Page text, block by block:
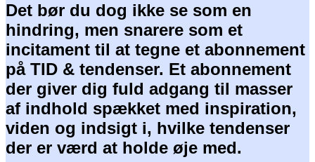
Det bør du dog ikke se som en
hindring, men snarere som et
incitament til at tegne et abonnement
på TID & tendenser. Et abonnement
der giver dig fuld adgang til masser
af indhold spækket med inspiration,
viden og indsigt i, hvilke tendenser
der er værd at holde øje med.